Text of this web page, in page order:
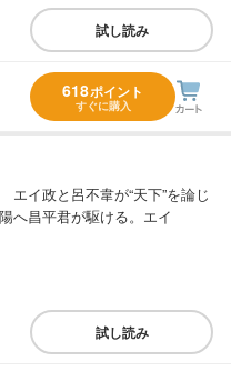
試し読み
618ポイント
すぐに購入
イ政と呂不韋が“天下”を論じ
へ昌平君が駆ける。エイ
試し読み